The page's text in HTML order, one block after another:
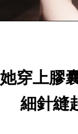
穿上膠
細針縫